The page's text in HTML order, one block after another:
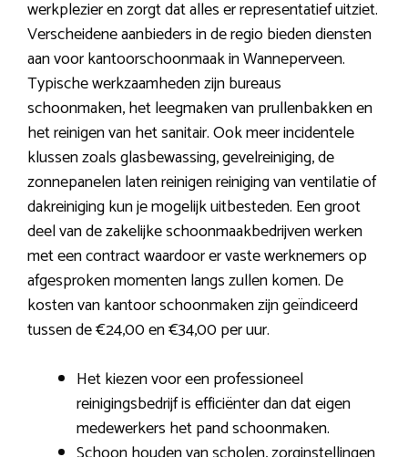
werkplezier en zorgt dat alles er representatief uitziet.
Verscheidene aanbieders in de regio bieden diensten
aan voor kantoorschoonmaak in Wanneperveen.
Typische werkzaamheden zijn bureaus
schoonmaken, het leegmaken van prullenbakken en
het reinigen van het sanitair. Ook meer incidentele
klussen zoals glasbewassing, gevelreiniging, de
zonnepanelen laten reinigen reiniging van ventilatie of
dakreiniging kun je mogelijk uitbesteden. Een groot
deel van de zakelijke schoonmaakbedrijven werken
met een contract waardoor er vaste werknemers op
afgesproken momenten langs zullen komen. De
kosten van kantoor schoonmaken zijn geïndiceerd
tussen de €24,00 en €34,00 per uur.
Het kiezen voor een professioneel
reinigingsbedrijf is efficiënter dan dat eigen
medewerkers het pand schoonmaken.